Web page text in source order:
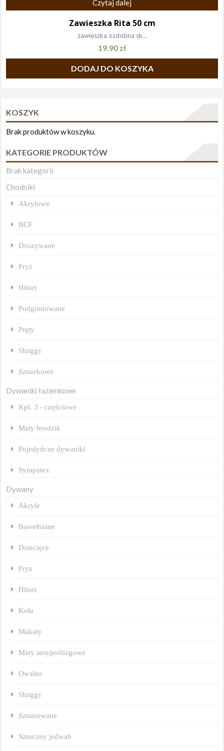
Czytaj dalej
Zawieszka Rita 50 cm
zawieszka ozdobna sk...
19.90 zł
DODAJ DO KOSZYKA
KOSZYK
Brak produktów w koszyku.
KATEGORIE PRODUKTÓW
Brak kategorii
Chodniki
Akrylowe
BCF
Doszywane
Fryz
Hitset
Podgumowane
Pręty
Shaggy
Sznurkowe
Dywaniki łazienkowe
Kpl. 3 - częściowe
Maty brodzik
Pojedyńcze dywaniki
Sympatex
Dywany
Akryle
Bawełniane
Dziecięce
Fryz
Hitset
Koła
Makaty
Maty antypoślizgowe
Owalne
Shaggy
Sznurowane
Sztuczny jedwab